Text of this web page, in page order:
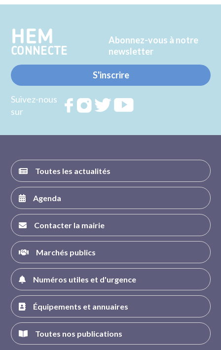
Twitter
Facebook
HEM
CONNECTE
Abonnez-vous à notre
newsletter
S'inscrire
Suivez-nous
sur
RejoignezRejoignezRejoignez
Toutes les actualités
Agenda
Contacter la mairie
Marchés publics
Numéros utiles et d'urgence
Équipements et annuaires
Toutes nos publications